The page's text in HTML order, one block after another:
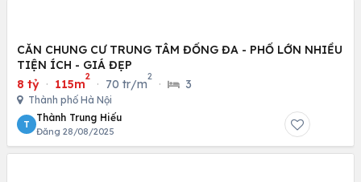
CĂN CHUNG CƯ TRUNG TÂM ĐỐNG ĐA - PHỐ LỚN NHIỀU
TIỆN ÍCH - GIÁ ĐẸP
8 tỷ · 115m
2
· 70 tr/m
2
· 3
Thành phố Hà Nội
T
Thành Trung Hiếu
Đăng 28/08/2025